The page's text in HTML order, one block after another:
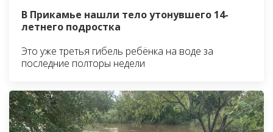
В Прикамье нашли тело утонувшего 14-
летнего подростка
Это уже третья гибель ребёнка на воде за
последние полторы недели